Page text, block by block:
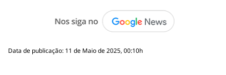
Data de publicação: 11 de Maio de 2025, 00:10h